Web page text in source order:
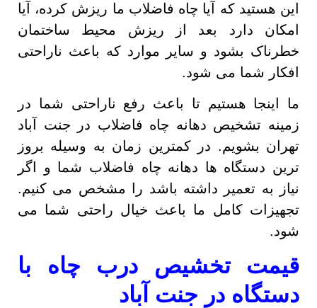
این هستید که آیا چاه فاضلاب ما ریزش کرده، آیا
امکان دارد بعد از ریزش محیط ساختمان
خطرناک بشود و سایر موارد که باعث ناراحتی
افکار شما می شود.
ما اینجا هستیم تا باعث رفع ناراحتی شما در
زمینه تشخیص دهانه چاه فاضلاب در جنت آباد
تهران بشویم. در کمترین زمان به وسیله بروز
ترین دستگاه ها دهانه چاه فاضلاب شما و اگر
نیاز به تعمیر داشته باشد را مشخص می کنیم.
تجهیزات کامل ما باعث خیال راحتی شما می
شود.
قیمت تخشیص درب چاه با
دستگاه در جنت آباد